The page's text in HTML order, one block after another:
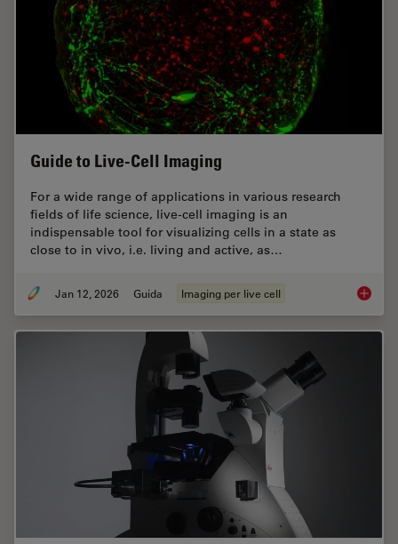
Guide to Live-Cell Imaging
For a wide range of applications in various research
fields of life science, live-cell imaging is an
indispensable tool for visualizing cells in a state as
close to in vivo, i.e. living and active, as…
Jan 12, 2026 Guida Imaging per live cell Guide